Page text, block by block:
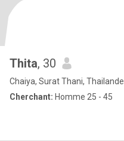
Thita, 30
Chaiya, Surat Thani, Thailande
Cherchant: Homme 25 - 45